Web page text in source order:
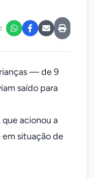
— de 9
saído para
acionou a
situação de